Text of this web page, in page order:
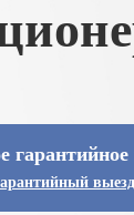
гарантийное
выезд